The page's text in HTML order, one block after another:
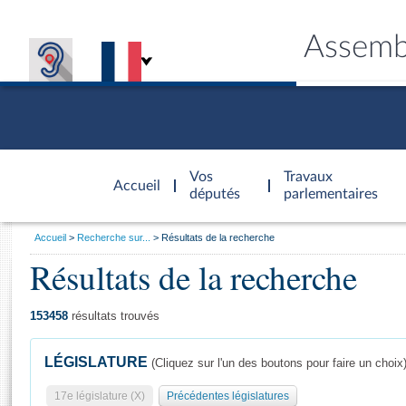
Accueil
d'accueil
Vos
députés
Travaux
parlementaires
Général
Vous
Accueil Recherche sur... Résultats de la recherche
Résultats de la recherche
153458 résultats trouvés
LÉGISLATURE (Cliquez sur l'un des boutons pour faire un choix)
17e législature (X) Précédentes législatures